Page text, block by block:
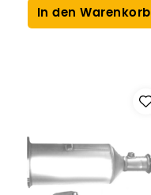
In den Warenkorb